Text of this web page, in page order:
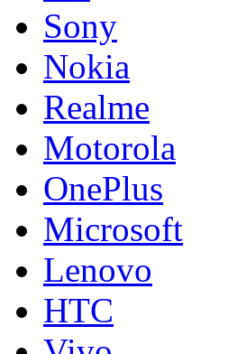
Sony
Nokia
Realme
Motorola
OnePlus
Microsoft
Lenovo
HTC